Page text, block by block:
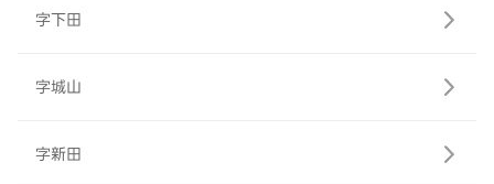
字下田
字城山
字新田